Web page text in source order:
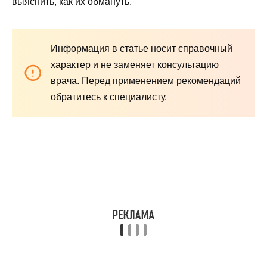
Информация в статье носит справочный
характер и не заменяет консультацию
врача. Перед применением рекомендаций
обратитесь к специалисту.